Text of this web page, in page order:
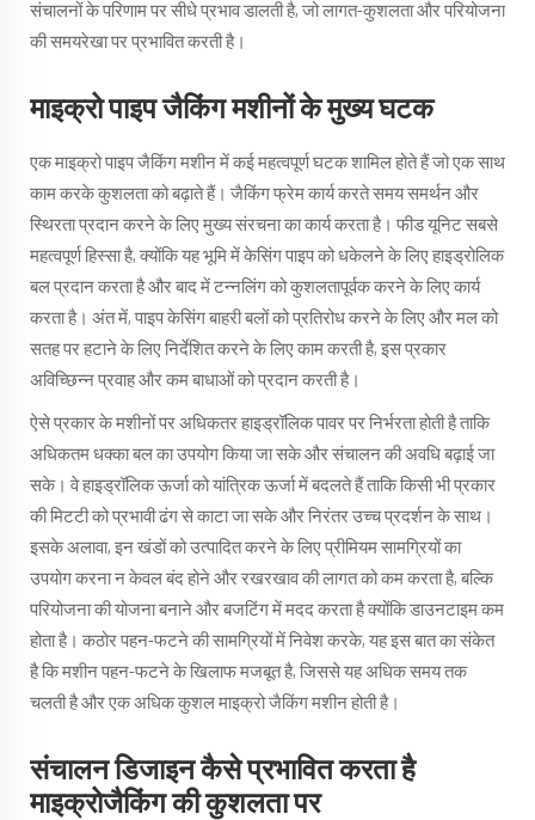
संचालनों के परिणाम पर सीधे प्रभाव डालती है, जो लागत-कुशलता और परियोजना
की समयरेखा पर प्रभावित करती है।
माइक्रो पाइप जैकिंग मशीनों के मुख्य घटक
एक माइक्रो पाइप जैकिंग मशीन में कई महत्वपूर्ण घटक शामिल होते हैं जो एक साथ
काम करके कुशलता को बढ़ाते हैं। जैकिंग फ्रेम कार्य करते समय समर्थन और
स्थिरता प्रदान करने के लिए मुख्य संरचना का कार्य करता है। फीड यूनिट सबसे
महत्वपूर्ण हिस्सा है, क्योंकि यह भूमि में केसिंग पाइप को धकेलने के लिए हाइड्रोलिक
बल प्रदान करता है और बाद में टन्नलिंग को कुशलतापूर्वक करने के लिए कार्य
करता है। अंत में, पाइप केसिंग बाहरी बलों को प्रतिरोध करने के लिए और मल को
सतह पर हटाने के लिए निर्देशित करने के लिए काम करती है, इस प्रकार
अविच्छिन्न प्रवाह और कम बाधाओं को प्रदान करती है।
ऐसे प्रकार के मशीनों पर अधिकतर हाइड्रॉलिक पावर पर निर्भरता होती है ताकि
अधिकतम धक्का बल का उपयोग किया जा सके और संचालन की अवधि बढ़ाई जा
सके। वे हाइड्रॉलिक ऊर्जा को यांत्रिक ऊर्जा में बदलते हैं ताकि किसी भी प्रकार
की मिटटी को प्रभावी ढंग से काटा जा सके और निरंतर उच्च प्रदर्शन के साथ।
इसके अलावा, इन खंडों को उत्पादित करने के लिए प्रीमियम सामग्रियों का
उपयोग करना न केवल बंद होने और रखरखाव की लागत को कम करता है, बल्कि
परियोजना की योजना बनाने और बजटिंग में मदद करता है क्योंकि डाउनटाइम कम
होता है। कठोर पहन-फटने की सामग्रियों में निवेश करके, यह इस बात का संकेत
है कि मशीन पहन-फटने के खिलाफ मजबूत है, जिससे यह अधिक समय तक
चलती है और एक अधिक कुशल माइक्रो जैकिंग मशीन होती है।
संचालन डिजाइन कैसे प्रभावित करता है
माइक्रोजैकिंग की कुशलता पर